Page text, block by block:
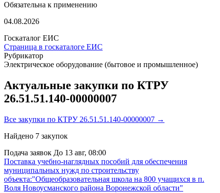
Обязательна к применению
04.08.2026
Госкаталог ЕИС
Страница в госкаталоге ЕИС
Рубрикатор
Электрическое оборудование (бытовое и промышленное)
Актуальные закупки по КТРУ
26.51.51.140-00000007
Все закупки по КТРУ 26.51.51.140-00000007 →
Найдено 7 закупок
Подача заявок До 13 авг, 08:00
Поставка учебно-наглядных пособий для обеспечения
муниципальных нужд по строительству
объекта:"Общеобразовательная школа на 800 учащихся в п.
Воля Новоусманского района Воронежской области"